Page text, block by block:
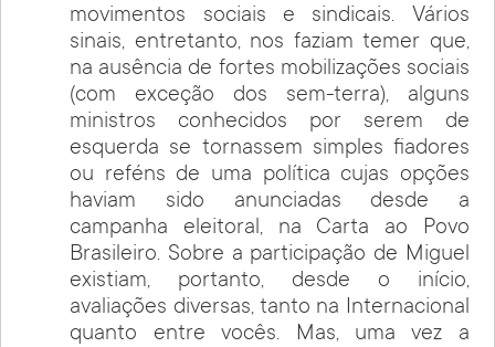
movimentos sociais e sindicais. Vários
sinais, entretanto, nos faziam temer que,
na ausência de fortes mobilizações sociais
(com exceção dos sem-terra), alguns
ministros conhecidos por serem de
esquerda se tornassem simples fiadores
ou reféns de uma política cujas opções
haviam sido anunciadas desde a
campanha eleitoral, na Carta ao Povo
Brasileiro. Sobre a participação de Miguel
existiam, portanto, desde o início,
avaliações diversas, tanto na Internacional
quanto entre vocês. Mas, uma vez a